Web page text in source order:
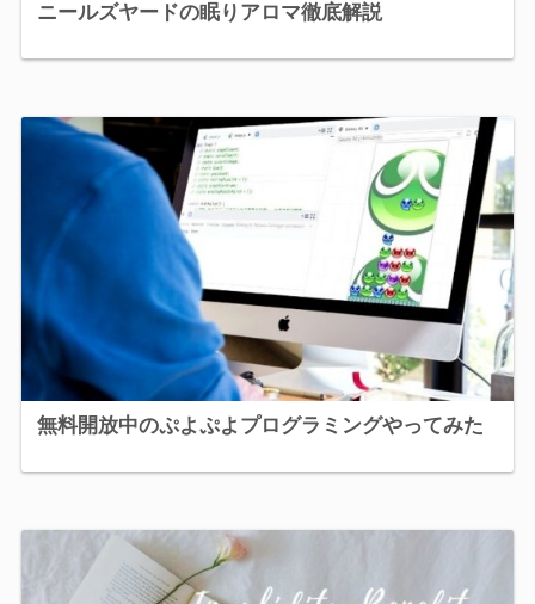
ニールズヤードの眠りアロマ徹底解説
無料開放中のぷよぷよプログラミングやってみた